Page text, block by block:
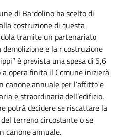
di Bardolino ha scelto di
costruzione di questa
tramite un partenariato
e la ricostruzione
è prevista una spesa di 5,6
opera finita il Comune inizierà
canone annuale per l’affitto e
e straordinaria dell’edificio.
potrà decidere se riscattare la
terreno circostante o se
canone annuale.